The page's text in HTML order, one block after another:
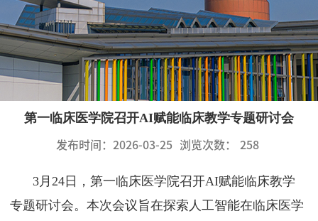
第一临床医学院召开AI赋能临床教学专题研讨会
发布时间：2026-03-25 浏览次数： 258
3月24日，第一临床医学院召开AI赋能临床教学
专题研讨会。本次会议旨在探索人工智能在临床医学